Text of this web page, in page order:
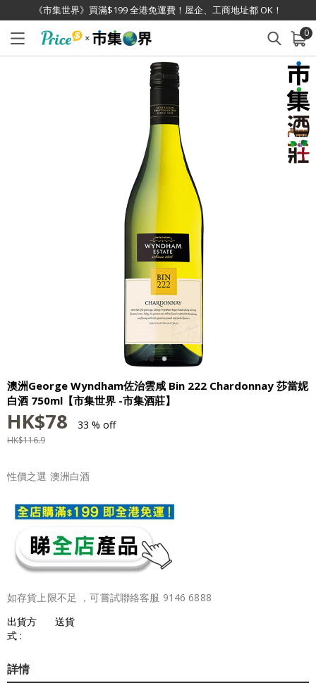
《市集世界》買滿$199 全港免運費！屋企、工商地址都 OK！
0
已加入購物車 查看
澳洲George Wyndham佐治雲咸 Bin 222 Chardonnay 莎當妮
白酒 750ml【市集世界 -市集酒莊】
HK$78 33 % off
HK$116.9
性價之選 澳洲白酒
如存貨上限不足 ，可嘗試聯絡客服 9146 6888
出貨方
式 :
送貨
詳情